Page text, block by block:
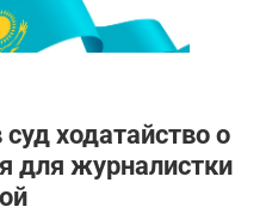
ходатайство о
для журналистки